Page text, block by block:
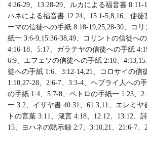
4:26-29、13:28-29、ルカによる福音書 8:11-
ハネによる福音書 12:24、15:1-5,8,16、使徒
ーマの信徒への手紙 8:18-19,25,28-30、コ
紙一 3:6-9,15:36-38,49、コリントの信徒への
4:16-18、5:17、ガラテヤの信徒への手紙
6:9、エフェソの信徒への手紙 2:10、
徒への手紙 1:6、3:12-14,21、コロサイの信
1:10,27-28、2:6-7、3:3-4、ヘブライ人への
の手紙 1:4、5:7-8、ペトロの手紙一 1:23、
一 3:2、イザヤ書 40:31、61:3,11、エレミヤ
トの言葉 3:11、箴言 4:18、12:12、13:12、
15、ヨハネの黙示録 2:7、3:10,21、21:6-7、